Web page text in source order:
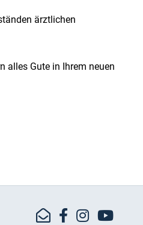
ärztlichen
alles Gute in Ihrem neuen